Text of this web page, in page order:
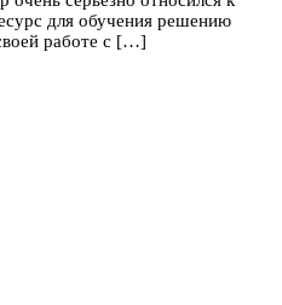
для обучения решению
работе с […]